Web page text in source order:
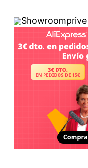
Showroomprive